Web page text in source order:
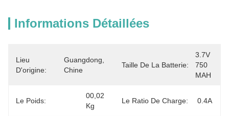
Informations Détaillées
Lieu
D'origine:
Guangdong,
Chine
Taille De La Batterie:
3.7V
750
MAH
Le Poids:
00,02
Kg
Le Ratio De Charge: 0.4A